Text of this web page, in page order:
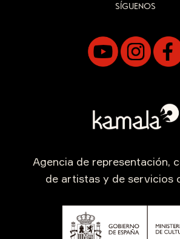
SÍGUENOS
Agencia de representación,
de artistas y de servicios